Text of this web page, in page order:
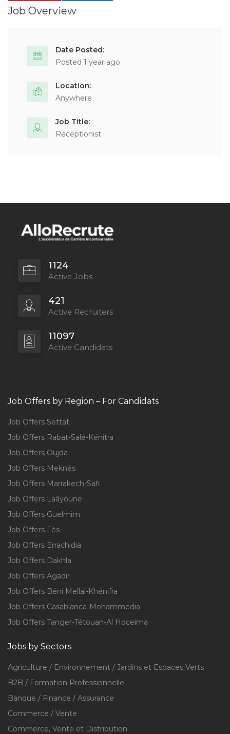
Job Overview
Date Posted:
Posted 1 year ago
Location:
Anywhere
Job Title:
Receptionist
1124
Active Jobs
421
Active Recruiters
11097
Active Candidats
Job Offers by Region – For Candidats
Job Offers Settat
Job Offers Rabat-Salé-Kénitra
Job Offers Oujda
Job Offers Meknès
Job Offers Marrakech-Safi
Job Offers Laâyoune
Job Offers Guelmim
Job Offers Fès
Job Offers Errachidia
Job Offers Dakhla
Job Offers Agadir
Job Offers Béni Mellal-Khénifra
Job Offers Casablanca-Mohammedia
Job Offers Tanger-Tétouan-Al Hoceïma
Jobs by Sectors
Agriculture / Environnement / Jardins et Espaces Verts
B2B / Formation Professionnelle
Banque / Finance / Assurance
Commerce / Vente
Commerce, Vente et Distribution